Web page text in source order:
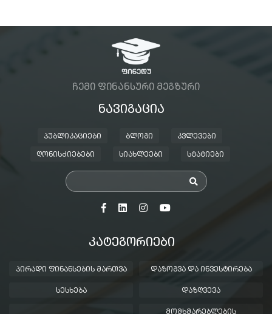
ᲩᲔᲛᲘ ᲤᲘᲜᲐᲜᲡᲣᲠᲘ ᲛᲔᲒᲖᲣᲠᲘ
ᲜᲐᲕᲘᲒᲐᲪᲘᲐ
ᲞᲣᲑᲚᲘᲙᲐᲪᲘᲔᲑᲘ ᲑᲚᲝᲒᲘ ᲙᲕᲚᲔᲕᲔᲑᲘ
ᲦᲝᲜᲘᲡᲫᲘᲔᲑᲔᲑᲘ ᲡᲘᲐᲮᲚᲔᲔᲑᲘ ᲡᲢᲐᲢᲘᲔᲑᲘ
ᲙᲐᲢᲔᲒᲝᲠᲘᲔᲑᲘ
ᲞᲘᲠᲐᲓᲘ ᲤᲘᲜᲐᲜᲡᲔᲑᲘᲡ ᲛᲐᲠᲗᲕᲐ ᲓᲐᲖᲝᲒᲕᲐ ᲓᲐ ᲘᲜᲕᲔᲡᲢᲘᲠᲔᲑᲐ
ᲡᲔᲡᲮᲔᲑᲐ ᲓᲐᲖᲦᲕᲔᲕᲐ
ᲛᲝᲛᲮᲛᲐᲠᲔᲑᲚᲔᲑᲘᲡ